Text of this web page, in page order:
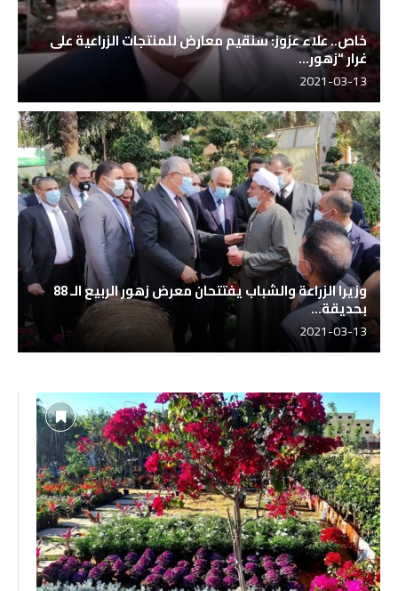
خاص.. علاء عزوز: سنقيم معارض للمنتجات الزراعية على
غرار “زهور...
2021-03-13
وزيرا الزراعة والشباب يفتتحان معرض زهور الربيع الـ 88
بحديقة...
2021-03-13